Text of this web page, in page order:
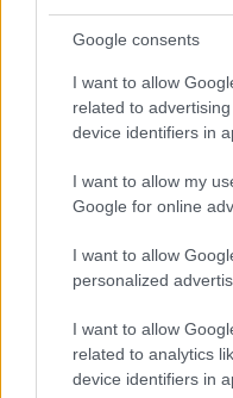
Google consents
I want to allow
related to
device identifiers in
I want to allow my
Google for online
I want to allow
personalized
I want to allow
related to analytics
device identifiers in
Meteo Olbia 9 agosto,
Salmo
va avanti:
mondo per
Giorgia
“Orgoglio e
Incendio